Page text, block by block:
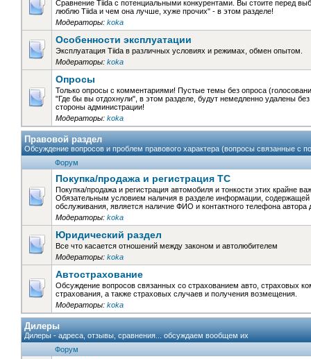
Сравнение Tiida с потенциальными конкурентами. Вы стоите перед
люблю Tiida и чем она лучше, хуже прочих" - в этом разделе!
Модераторы: koka
Особенности эксплуатации
Эксплуатация Tiida в различных условиях и режимах, обмен опытом.
Модераторы: koka
Опросы
Только опросы с комментариями! Пустые темы без опроса
"Где бы вы отдохнули", в этом разделе, будут немедленно удалены
стороны администрации!
Модераторы: koka
Правовой раздел
Обсуждение вопросов и проблем правового характера (вопросы связанные с
Форум
Покупка/продажа и регистрация ТС
Покупка/продажа и регистрация автомобиля и тонкости этих крайне
Обязательным условием наличия в разделе информации, содержащей
обслуживания, является наличие ФИО и контактного телефона
Модераторы: koka
Юридический раздел
Все что касается отношений между законом и автолюбителем
Модераторы: koka
Автострахование
Обсуждение вопросов связанных со страхованием авто, страховых
страхования, а также страховых случаев и получения возмещения.
Модераторы: koka
Дилеры
Дилеры - адреса, отзывы, сравнения... обсуждаем вообщем их
Форум